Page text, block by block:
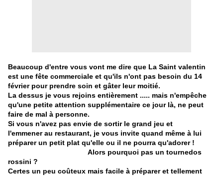
Beaucoup d'entre vous vont me dire que La Saint valentin
est une fête commerciale et qu'ils n'ont pas besoin du 14
février pour prendre soin et gâter leur moitié.
La dessus je vous rejoins entièrement ..... mais n'empêche
qu'une petite attention supplémentaire ce jour là, ne peut
faire de mal à personne.
Si vous n'avez pas envie de sortir le grand jeu et
l'emmener au restaurant, je vous invite quand même à lui
préparer un petit plat qu'elle ou il ne pourra qu'adorer !
Alors pourquoi pas un tournedos
rossini ?
Certes un peu coûteux mais facile à préparer et tellement